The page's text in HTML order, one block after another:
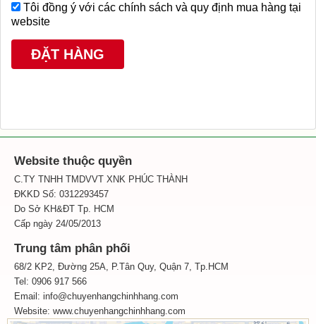
Tôi đồng ý với các chính sách và quy định mua hàng tại
website
Website thuộc quyền
C.TY TNHH TMDVVT XNK PHÚC THÀNH
ĐKKD Số: 0312293457
Do Sở KH&ĐT Tp. HCM
Cấp ngày 24/05/2013
Trung tâm phân phối
68/2 KP2, Đường 25A, P.Tân Quy, Quận 7, Tp.HCM
Tel: 0906 917 566
Email: info@chuyenhangchinhhang.com
Website: www.chuyenhangchinhhang.com